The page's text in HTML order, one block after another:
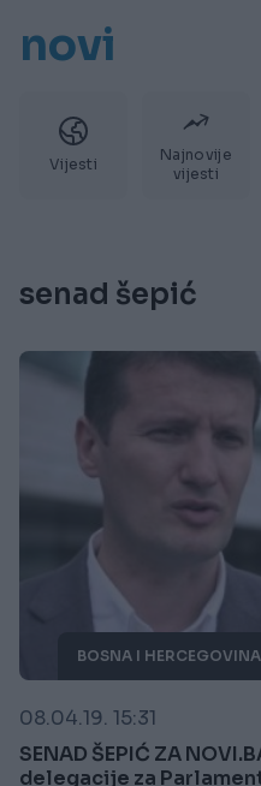
novi
Vijesti
Najnovije
vijesti
senad šepić
BOSNA I HERCEGOVINA
08.04.19. 15:31
SENAD ŠEPIĆ ZA
delegacije za